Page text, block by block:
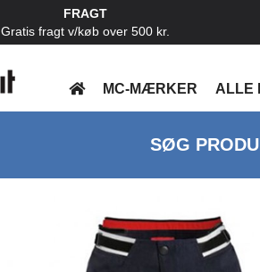
MC-MÆRKER ALLE
FRAGT
Gratis fragt v/køb over 500 kr.
SØG